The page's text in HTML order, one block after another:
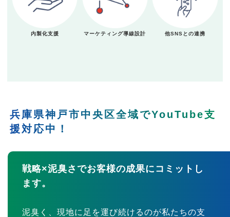
内製化支援 マーケティング導線設計 他SNSとの連携
兵庫県神戸市中央区全域でYouTube支
援対応中！
戦略×泥臭さでお客様の成果にコミットし
ます。
泥臭く、現地に足を運び続けるのが私たちの支